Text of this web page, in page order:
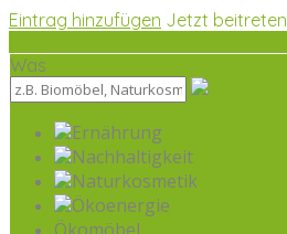
Eintrag hinzufügen Jetzt beitreten
Was
Ernährung
Nachhaltigkeit
Naturkosmetik
Ökoenergie